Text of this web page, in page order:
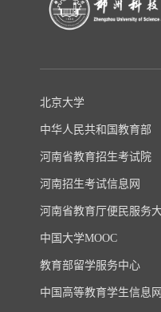
北京大学
中华人民共和国教育部
河南省教育招生考试院
河南招生考试信息网
河南省教育厅便民服务
中国大学MOOC
教育部留学服务中心
中国高等教育学生信息